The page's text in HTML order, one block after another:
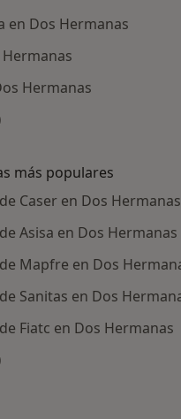
en Dos Hermanas
Hermanas
más populares
Caser en Dos Hermanas
Asisa en Dos Hermanas
Mapfre en Dos
Sanitas en Dos
Fiatc en Dos Hermanas